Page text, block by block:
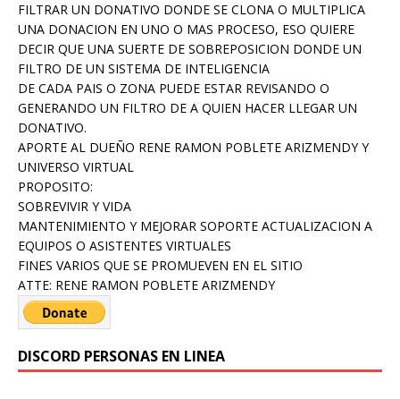
FILTRAR UN DONATIVO DONDE SE CLONA O MULTIPLICA
UNA DONACION EN UNO O MAS PROCESO, ESO QUIERE
DECIR QUE UNA SUERTE DE SOBREPOSICION DONDE UN
FILTRO DE UN SISTEMA DE INTELIGENCIA
DE CADA PAIS O ZONA PUEDE ESTAR REVISANDO O
GENERANDO UN FILTRO DE A QUIEN HACER LLEGAR UN
DONATIVO.
APORTE AL DUEÑO RENE RAMON POBLETE ARIZMENDY Y
UNIVERSO VIRTUAL
PROPOSITO:
SOBREVIVIR Y VIDA
MANTENIMIENTO Y MEJORAR SOPORTE ACTUALIZACION A
EQUIPOS O ASISTENTES VIRTUALES
FINES VARIOS QUE SE PROMUEVEN EN EL SITIO
ATTE: RENE RAMON POBLETE ARIZMENDY
DISCORD PERSONAS EN LINEA